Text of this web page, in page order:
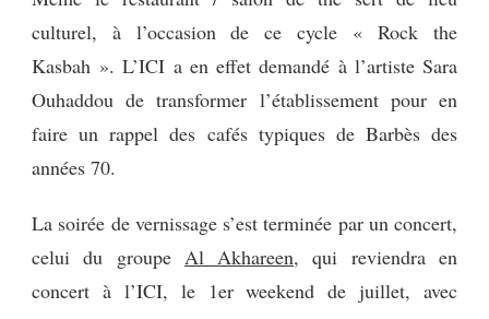
culturel, à l’occasion de ce cycle « Rock the
Kasbah ». L’ICI a en effet demandé à l’artiste Sara
Ouhaddou de transformer l’établissement pour en
faire un rappel des cafés typiques de Barbès des
années 70.
La soirée de vernissage s’est terminée par un concert,
celui du groupe Al Akhareen, qui reviendra en
concert à l’ICI, le 1er weekend de juillet, avec